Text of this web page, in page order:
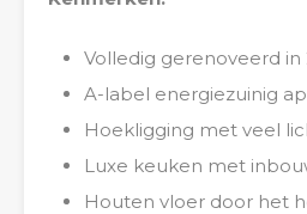
Volledig gerenoveerd in
A-label energiezuinig
Hoekligging met veel
Luxe keuken met
Houten vloer door het